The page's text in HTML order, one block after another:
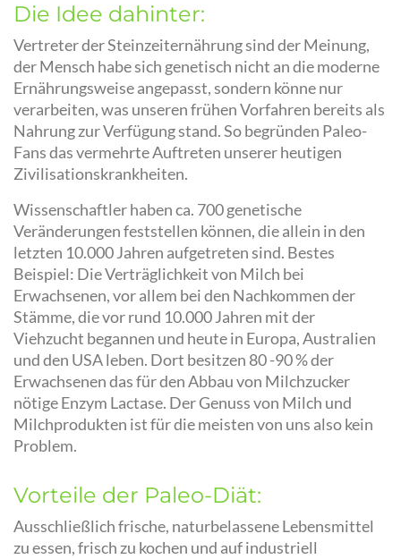
Die Idee dahinter:
Vertreter der Steinzeiternährung sind der Meinung,
der Mensch habe sich genetisch nicht an die moderne
Ernährungsweise angepasst, sondern könne nur
verarbeiten, was unseren frühen Vorfahren bereits als
Nahrung zur Verfügung stand. So begründen Paleo-
Fans das vermehrte Auftreten unserer heutigen
Zivilisationskrankheiten.
Wissenschaftler haben ca. 700 genetische
Veränderungen feststellen können, die allein in den
letzten 10.000 Jahren aufgetreten sind. Bestes
Beispiel: Die Verträglichkeit von Milch bei
Erwachsenen, vor allem bei den Nachkommen der
Stämme, die vor rund 10.000 Jahren mit der
Viehzucht begannen und heute in Europa, Australien
und den USA leben. Dort besitzen 80 -90 % der
Erwachsenen das für den Abbau von Milchzucker
nötige Enzym Lactase. Der Genuss von Milch und
Milchprodukten ist für die meisten von uns also kein
Problem.
Vorteile der Paleo-Diät:
Ausschließlich frische, naturbelassene Lebensmittel
zu essen, frisch zu kochen und auf industriell